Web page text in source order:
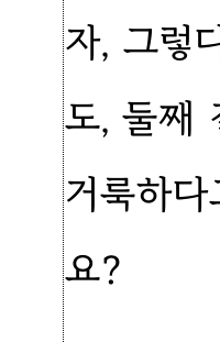
자, 그렇
도, 둘째
거룩하
요?